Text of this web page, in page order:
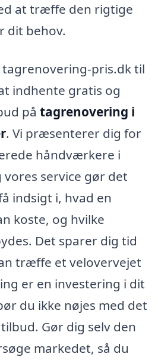
at træffe den rigtige
dit behov.
pris.dk til
indhente gratis og
på tagrenovering i
. Vi præsenterer dig for
håndværkere i
service gør det
indsigt i, hvad en
koste, og hvilke
Det sparer dig tid
træffe et velovervejet
er en investering i dit
du ikke nøjes med det
Gør dig selv den
markedet, så du